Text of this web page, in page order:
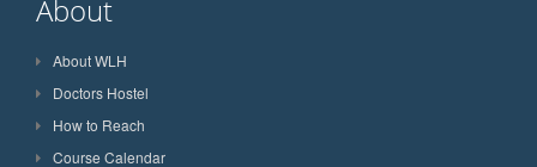
About
About WLH
Doctors Hostel
How to Reach
Course Calendar